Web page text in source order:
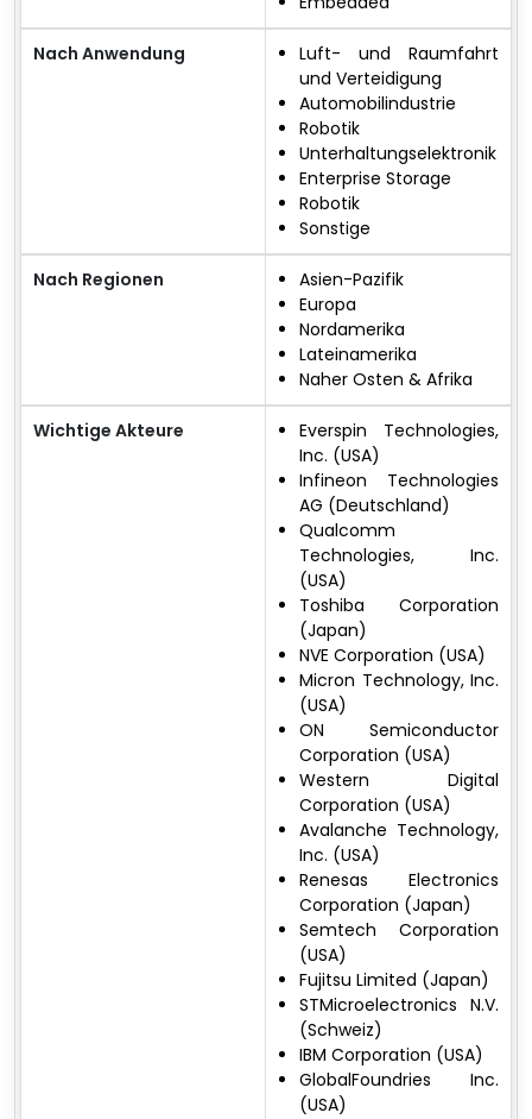
Nach Anwendung
Luft- und Raumfahrt
und Verteidigung
Automobilindustrie
Robotik
Unterhaltungselektronik
Enterprise Storage
Robotik
Sonstige
Nach Regionen
Asien-Pazifik
Europa
Nordamerika
Lateinamerika
Naher Osten & Afrika
Wichtige Akteure
Everspin Technologies,
Inc. (USA)
Infineon Technologies
AG (Deutschland)
Qualcomm
Technologies, Inc.
(USA)
Toshiba Corporation
(Japan)
NVE Corporation (USA)
Micron Technology, Inc.
(USA)
ON Semiconductor
Corporation (USA)
Western Digital
Corporation (USA)
Avalanche Technology,
Inc. (USA)
Renesas Electronics
Corporation (Japan)
Semtech Corporation
(USA)
Fujitsu Limited (Japan)
STMicroelectronics N.V.
(Schweiz)
IBM Corporation (USA)
GlobalFoundries Inc.
(USA)